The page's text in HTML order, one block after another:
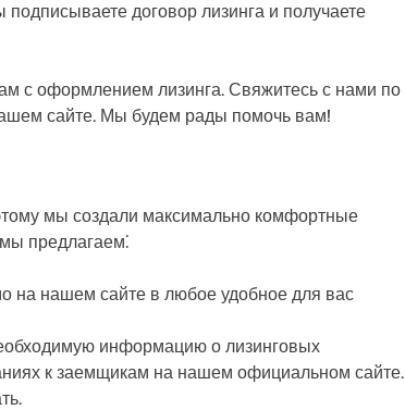
договор лизинга и получаете
с оформлением лизинга. Свяжитесь с нами по
сайте. Мы будем рады помочь вам!
мы создали максимально комфортные
предлагаем⁚
на нашем сайте в любое удобное для вас
информацию о лизинговых
к заемщикам на нашем официальном сайте.